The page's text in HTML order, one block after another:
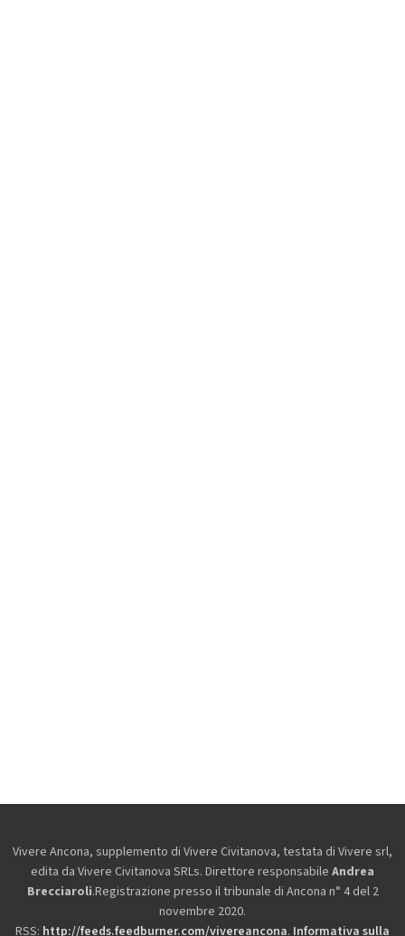
Vivere Ancona, supplemento di Vivere Civitanova, testata di Vivere srl,
edita da Vivere Civitanova SRLs. Direttore responsabile Andrea
Brecciaroli.Registrazione presso il tribunale di Ancona n° 4 del 2
novembre 2020.
RSS: http://feeds.feedburner.com/vivereancona. Informativa sulla